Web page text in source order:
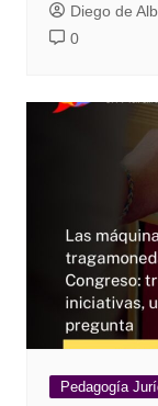
Diego de
0
Pedagogía